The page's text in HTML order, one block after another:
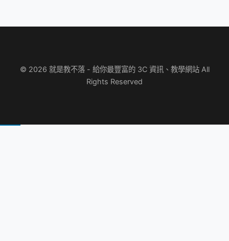
© 2026 就是教不落 - 給你最豐富的 3C 資訊、教學網站 All
Rights Reserved